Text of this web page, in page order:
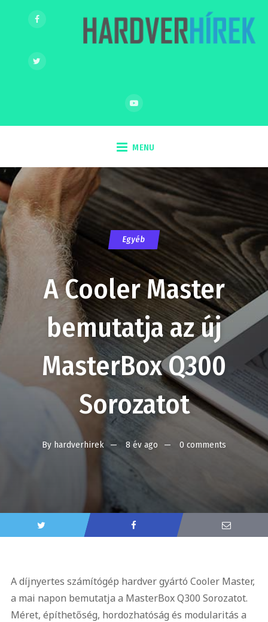
MENU
Egyéb
A Cooler Master
bemutatja az új
MasterBox Q300
Sorozatot
By hardverhirek 8 év ago 0 comments
A díjnyertes számítógép hardver gyártó Cooler Master,
a mai napon bemutatja a MasterBox Q300 Sorozatot.
Méret, építhetőség, hordozhatóság és modularitás a